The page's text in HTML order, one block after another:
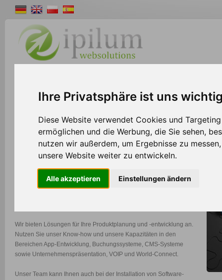
Ihre Privatsphäre ist uns
Diese Website verwendet Cookies und
ermöglichen und die Werbung, die Sie sehen,
nutzen wir außerdem, um Ergebnisse zu
unsere Website weiter zu entwickeln.
Alle akzeptieren Einstellungen ändern
>> Solutions
Professionelle e-Commerce Lösungen mit
Das Team von Ipilum Solutions steht Ihnen zur Seite, wenn
strategisches Know-how gefragt ist – sei es bei der Planung und
Wir bieten Lösungen für Ihre Produktplanung und -entwicklung an.
Nutzen Sie unser Know-how und unsere Kapazitäten in den
Bereichen App-Entwicklung, Buchungssysteme, CMS-Systeme
sowie Unternehmenspräsentation, VOIP und World-Connect.
Unser Team kann Ihnen auch bei der Installation von Software-